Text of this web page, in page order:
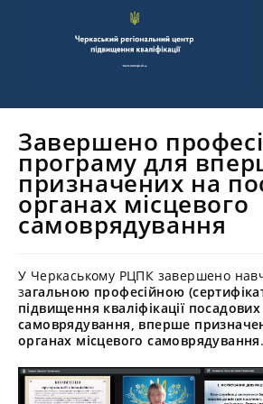
Завершено
програму для
призначених на
органах місцевого
самоврядування
У Черкаському РЦПК завершено
загальною професійною
підвищення кваліфікації
самоврядування, вперше
органах місцевого самоврядування.